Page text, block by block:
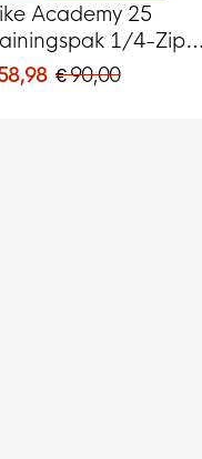
Academy 25
1/4-Zip
Grijs Wit
€ 90,00